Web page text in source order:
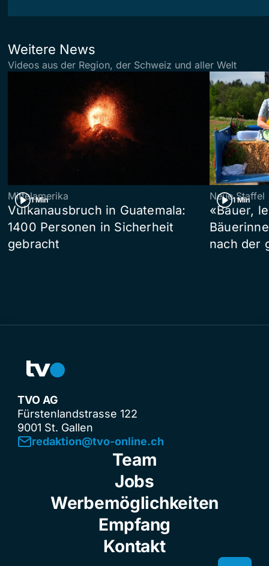
Weitere News
Videos aus der Region, der Schweiz und aller Welt
1 Min
Mittelamerika
Vulkanausbruch in Guatemala:
1400 Personen in Sicherheit
gebracht
1 Min
Neue Staffel
«Bauer,
nach der
TVO AG
Fürstenlandstrasse 122
9001 St. Gallen
redaktion@tvo-online.ch
Team
Jobs
Werbemöglichkeiten
Empfang
Kontakt